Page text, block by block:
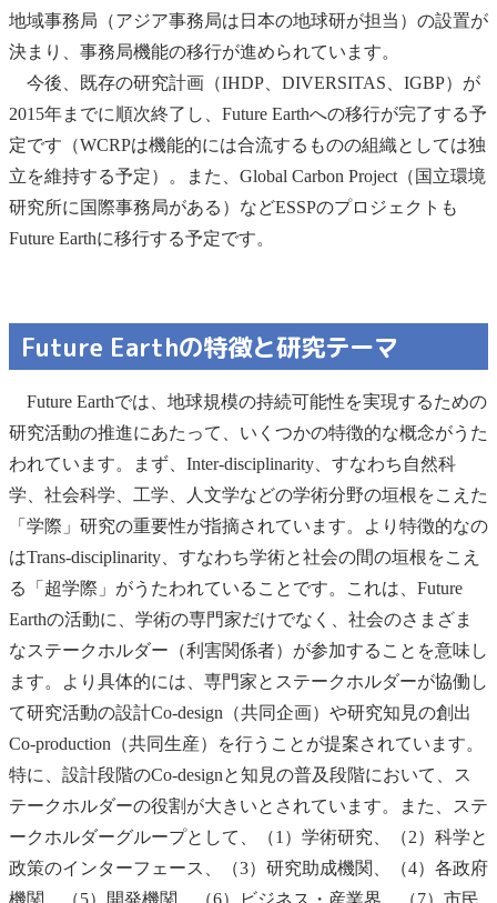
地域事務局（アジア事務局は日本の地球研が担当）の設置が
決まり、事務局機能の移行が進められています。
今後、既存の研究計画（IHDP、DIVERSITAS、IGBP）が
2015年までに順次終了し、Future Earthへの移行が完了する予
定です（WCRPは機能的には合流するものの組織としては独
立を維持する予定）。また、Global Carbon Project（国立環境
研究所に国際事務局がある）などESSPのプロジェクトも
Future Earthに移行する予定です。
Future Earthの特徴と研究テーマ
Future Earthでは、地球規模の持続可能性を実現するための
研究活動の推進にあたって、いくつかの特徴的な概念がうた
われています。まず、Inter-disciplinarity、すなわち自然科
学、社会科学、工学、人文学などの学術分野の垣根をこえた
「学際」研究の重要性が指摘されています。より特徴的なの
はTrans-disciplinarity、すなわち学術と社会の間の垣根をこえ
る「超学際」がうたわれていることです。これは、Future
Earthの活動に、学術の専門家だけでなく、社会のさまざま
なステークホルダー（利害関係者）が参加することを意味し
ます。より具体的には、専門家とステークホルダーが協働し
て研究活動の設計Co-design（共同企画）や研究知見の創出
Co-production（共同生産）を行うことが提案されています。
特に、設計段階のCo-designと知見の普及段階において、ス
テークホルダーの役割が大きいとされています。また、ステ
ークホルダーグループとして、（1）学術研究、（2）科学と
政策のインターフェース、（3）研究助成機関、（4）各政府
機関、（5）開発機関、（6）ビジネス・産業界、（7）市民